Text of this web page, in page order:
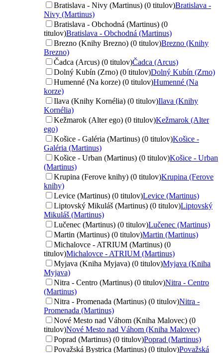
Bratislava - Nivy (Martinus) (0 titulov)Bratislava -
Nivy (Martinus)
Bratislava - Obchodná (Martinus) (0
titulov)Bratislava - Obchodná (Martinus)
Brezno (Knihy Brezno) (0 titulov)Brezno (Knihy
Brezno)
Čadca (Arcus) (0 titulov)Čadca (Arcus)
Dolný Kubín (Zrno) (0 titulov)Dolný Kubín (Zrno)
Humenné (Na korze) (0 titulov)Humenné (Na
korze)
Ilava (Knihy Kornélia) (0 titulov)Ilava (Knihy
Kornélia)
Kežmarok (Alter ego) (0 titulov)Kežmarok (Alter
ego)
Košice - Galéria (Martinus) (0 titulov)Košice -
Galéria (Martinus)
Košice - Urban (Martinus) (0 titulov)Košice - Urban
(Martinus)
Krupina (Ferove knihy) (0 titulov)Krupina (Ferove
knihy)
Levice (Martinus) (0 titulov)Levice (Martinus)
Liptovský Mikuláš (Martinus) (0 titulov)Liptovský
Mikuláš (Martinus)
Lučenec (Martinus) (0 titulov)Lučenec (Martinus)
Martin (Martinus) (0 titulov)Martin (Martinus)
Michalovce - ATRIUM (Martinus) (0
titulov)Michalovce - ATRIUM (Martinus)
Myjava (Kniha Myjava) (0 titulov)Myjava (Kniha
Myjava)
Nitra - Centro (Martinus) (0 titulov)Nitra - Centro
(Martinus)
Nitra - Promenada (Martinus) (0 titulov)Nitra -
Promenada (Martinus)
Nové Mesto nad Váhom (Kniha Malovec) (0
titulov)Nové Mesto nad Váhom (Kniha Malovec)
Poprad (Martinus) (0 titulov)Poprad (Martinus)
Považská Bystrica (Martinus) (0 titulov)Považská